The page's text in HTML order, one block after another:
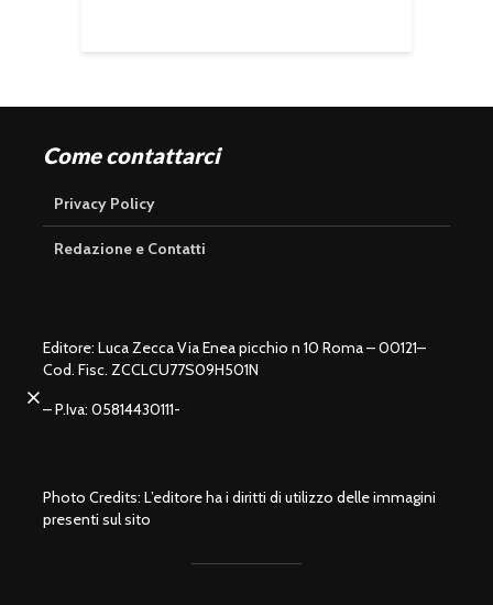
u
a
d
%
Come contattarci
Privacy Policy
Redazione e Contatti
Editore: Luca Zecca Via Enea picchio n 10 Roma – 00121–
Cod. Fisc. ZCCLCU77S09H501N
– P.Iva: 05814430111-
Photo Credits: L’editore ha i diritti di utilizzo delle immagini
presenti sul sito